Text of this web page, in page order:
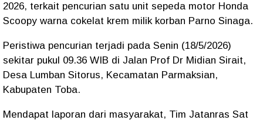
2026, terkait pencurian satu unit sepeda motor Honda
Scoopy warna cokelat krem milik korban Parno Sinaga.
Peristiwa pencurian terjadi pada Senin (18/5/2026)
sekitar pukul 09.36 WIB di Jalan Prof Dr Midian Sirait,
Desa Lumban Sitorus, Kecamatan Parmaksian,
Kabupaten Toba.
Mendapat laporan dari masyarakat, Tim Jatanras Sat